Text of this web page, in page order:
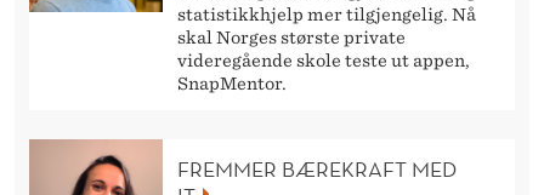
statistikkhjelp mer tilgjengelig. Nå
skal Norges største private
videregående skole teste ut appen,
SnapMentor.
FREMMER BÆREKRAFT MED